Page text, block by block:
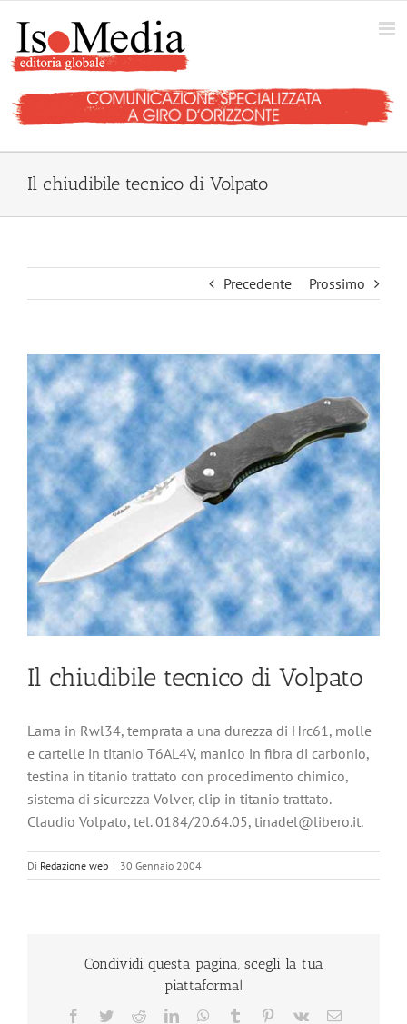
contenuto
Il chiudibile tecnico di Volpato
Precedente Prossimo
Ingrandisci
immagine
Il chiudibile tecnico di Volpato
Lama in Rwl34, temprata a una durezza di Hrc61, molle
e cartelle in titanio T6AL4V, manico in fibra di carbonio,
testina in titanio trattato con procedimento chimico,
sistema di sicurezza Volver, clip in titanio trattato.
Claudio Volpato, tel. 0184/20.64.05, tinadel@libero.it.
Di Redazione web | 30 Gennaio 2004
Condividi questa pagina, scegli la tua
piattaforma!
Facebook
TwitterRedditLinkedInWhatsApp
Tumblr Pinterest
Vk Email